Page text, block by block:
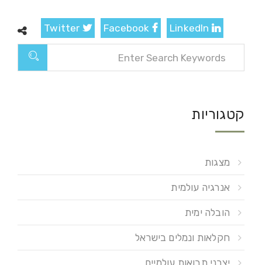
קטגוריות
מצגות
אנרגיה עולמית
הובלה ימית
חקלאות ונמלים בישראל